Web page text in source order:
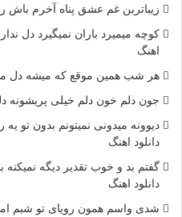
زیباترین غم عشق پناه آخرم باش
کوچه میمیرد باران نمیگیرد دل
اهنگ
هر شب همین موقع که میشه دل من
جون دلم خون دلم خیلی پریشونه
دیوونه میدونی نمیتونم بدون تو
دانلود اهنگ
گفتم بد و خوب تقدیر دیگه نمیکنه
دانلود اهنگ
شدی واسم همون رویای تو شبم